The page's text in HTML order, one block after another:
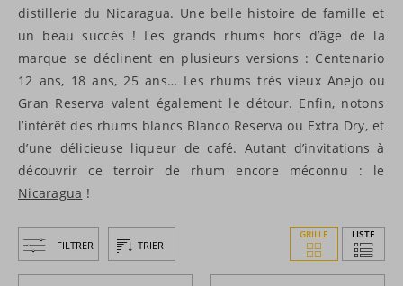
distillerie du Nicaragua. Une belle histoire de famille et
un beau succès ! Les grands rhums hors d’âge de la
marque se déclinent en plusieurs versions : Centenario
12 ans, 18 ans, 25 ans… Les rhums très vieux Anejo ou
Gran Reserva valent également le détour. Enfin, notons
l’intérêt des rhums blancs Blanco Reserva ou Extra Dry, et
d’une délicieuse liqueur de café. Autant d’invitations à
découvrir ce terroir de rhum encore méconnu : le
Nicaragua !
FILTRER TRIER
GRILLE LISTE